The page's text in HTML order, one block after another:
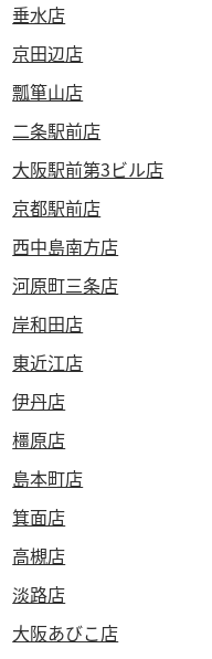
垂水店
京田辺店
瓢箪山店
二条駅前店
大阪駅前第3ビル店
京都駅前店
西中島南方店
河原町三条店
岸和田店
東近江店
伊丹店
橿原店
島本町店
箕面店
高槻店
淡路店
大阪あびこ店